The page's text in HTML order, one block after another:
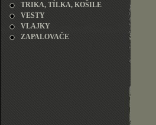
TRIKA, TÍLKA, KOŠILE
VESTY
VLAJKY
ZAPALOVAČE